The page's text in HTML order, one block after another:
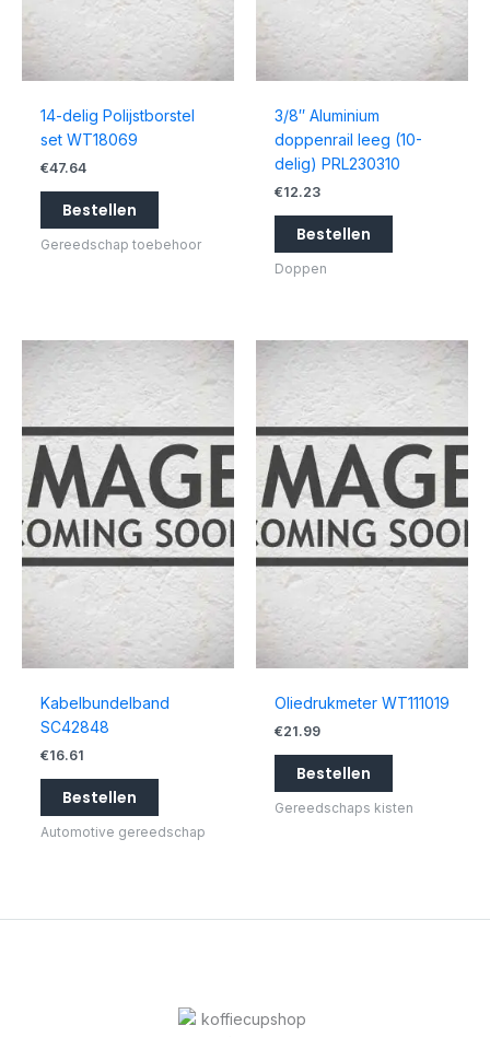
14-delig Polijstborstel
set WT18069
€47.64
Bestellen
Gereedschap toebehoor
3/8″ Aluminium
doppenrail leeg (10-
delig) PRL230310
€12.23
Bestellen
Doppen
Kabelbundelband
SC42848
€16.61
Bestellen
Automotive gereedschap
Oliedrukmeter WT111019
€21.99
Bestellen
Gereedschaps kisten